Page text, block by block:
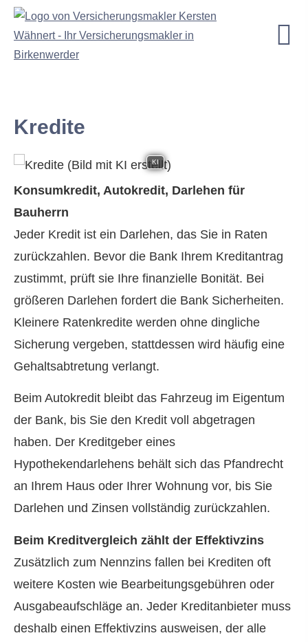
Kredite
KI
Konsumkredit, Autokredit, Darlehen für
Bauherrn
Jeder Kredit ist ein Darlehen, das Sie in Raten
zurückzahlen. Bevor die Bank Ihrem Kreditantrag
zustimmt, prüft sie Ihre finanzielle Bonität. Bei
größeren Darlehen fordert die Bank Sicherheiten.
Kleinere Ratenkredite werden ohne dingliche
Sicherung vergeben, stattdessen wird häufig eine
Gehaltsabtretung verlangt.
Beim Autokredit bleibt das Fahrzeug im Eigentum
der Bank, bis Sie den Kredit voll abgetragen
haben. Der Kreditgeber eines
Hypothekendarlehens behält sich das Pfandrecht
an Ihrem Haus oder Ihrer Wohnung vor, bis Sie
Darlehen und Zinsen vollständig zurückzahlen.
Beim Kredit­ver­gleich zählt der Effektivzins
Zusätzlich zum Nennzins fallen bei Krediten oft
weitere Kosten wie Bearbeitungsgebühren oder
Ausgabeaufschläge an. Jeder Kreditanbieter muss
deshalb einen Effektivzins ausweisen, der alle
Datenschutzerklärung